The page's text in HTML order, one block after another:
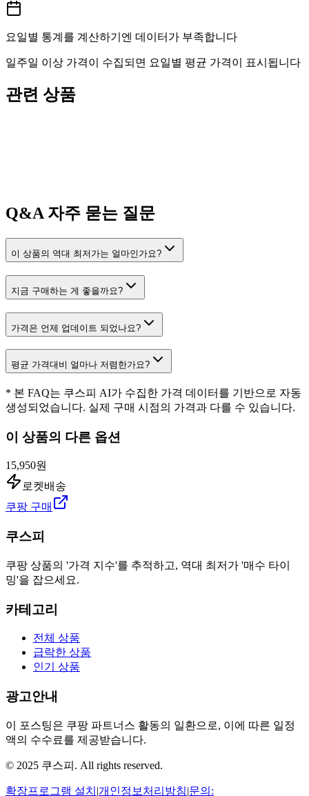
요일별 통계를 계산하기엔 데이터가 부족합니다
일주일 이상 가격이 수집되면 요일별 평균 가격이 표시됩니다
관련 상품
Q&A자주 묻는 질문
이 상품의 역대 최저가는 얼마인가요?
지금 구매하는 게 좋을까요?
가격은 언제 업데이트 되었나요?
평균 가격대비 얼마나 저렴한가요?
* 본 FAQ는 쿠스피 AI가 수집한 가격 데이터를 기반으로 자동
생성되었습니다. 실제 구매 시점의 가격과 다를 수 있습니다.
이 상품의 다른 옵션
15,950원
로켓배송
쿠팡 구매
쿠스피
쿠팡 상품의 '가격 지수'를 추적하고, 역대 최저가 '매수 타이
밍'을 잡으세요.
카테고리
전체 상품
급락한 상품
인기 상품
광고안내
이 포스팅은 쿠팡 파트너스 활동의 일환으로, 이에 따른 일정
액의 수수료를 제공받습니다.
© 2025 쿠스피. All rights reserved.
확장프로그램 설치 |개인정보처리방침|문의: